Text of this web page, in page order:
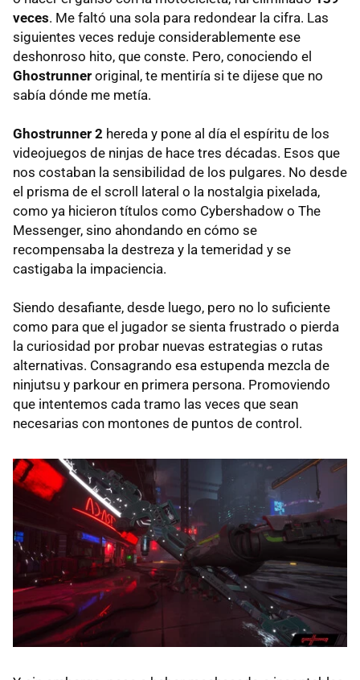
veces. Me faltó una sola para redondear la cifra. Las
siguientes veces reduje considerablemente ese
deshonroso hito, que conste. Pero, conociendo el
Ghostrunner original, te mentiría si te dijese que no
sabía dónde me metía.
Ghostrunner 2 hereda y pone al día el espíritu de los
videojuegos de ninjas de hace tres décadas. Esos que
nos costaban la sensibilidad de los pulgares. No desde
el prisma de el scroll lateral o la nostalgia pixelada,
como ya hicieron títulos como Cybershadow o The
Messenger, sino ahondando en cómo se
recompensaba la destreza y la temeridad y se
castigaba la impaciencia.
Siendo desafiante, desde luego, pero no lo suficiente
como para que el jugador se sienta frustrado o pierda
la curiosidad por probar nuevas estrategias o rutas
alternativas. Consagrando esa estupenda mezcla de
ninjutsu y parkour en primera persona. Promoviendo
que intentemos cada tramo las veces que sean
necesarias con montones de puntos de control.